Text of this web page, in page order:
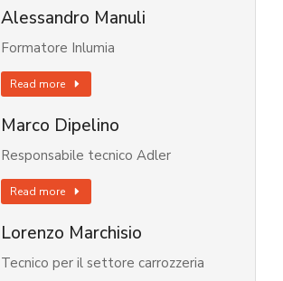
Alessandro Manuli
Formatore Inlumia
Read more
Marco Dipelino
Responsabile tecnico Adler
Read more
Lorenzo Marchisio
Tecnico per il settore carrozzeria